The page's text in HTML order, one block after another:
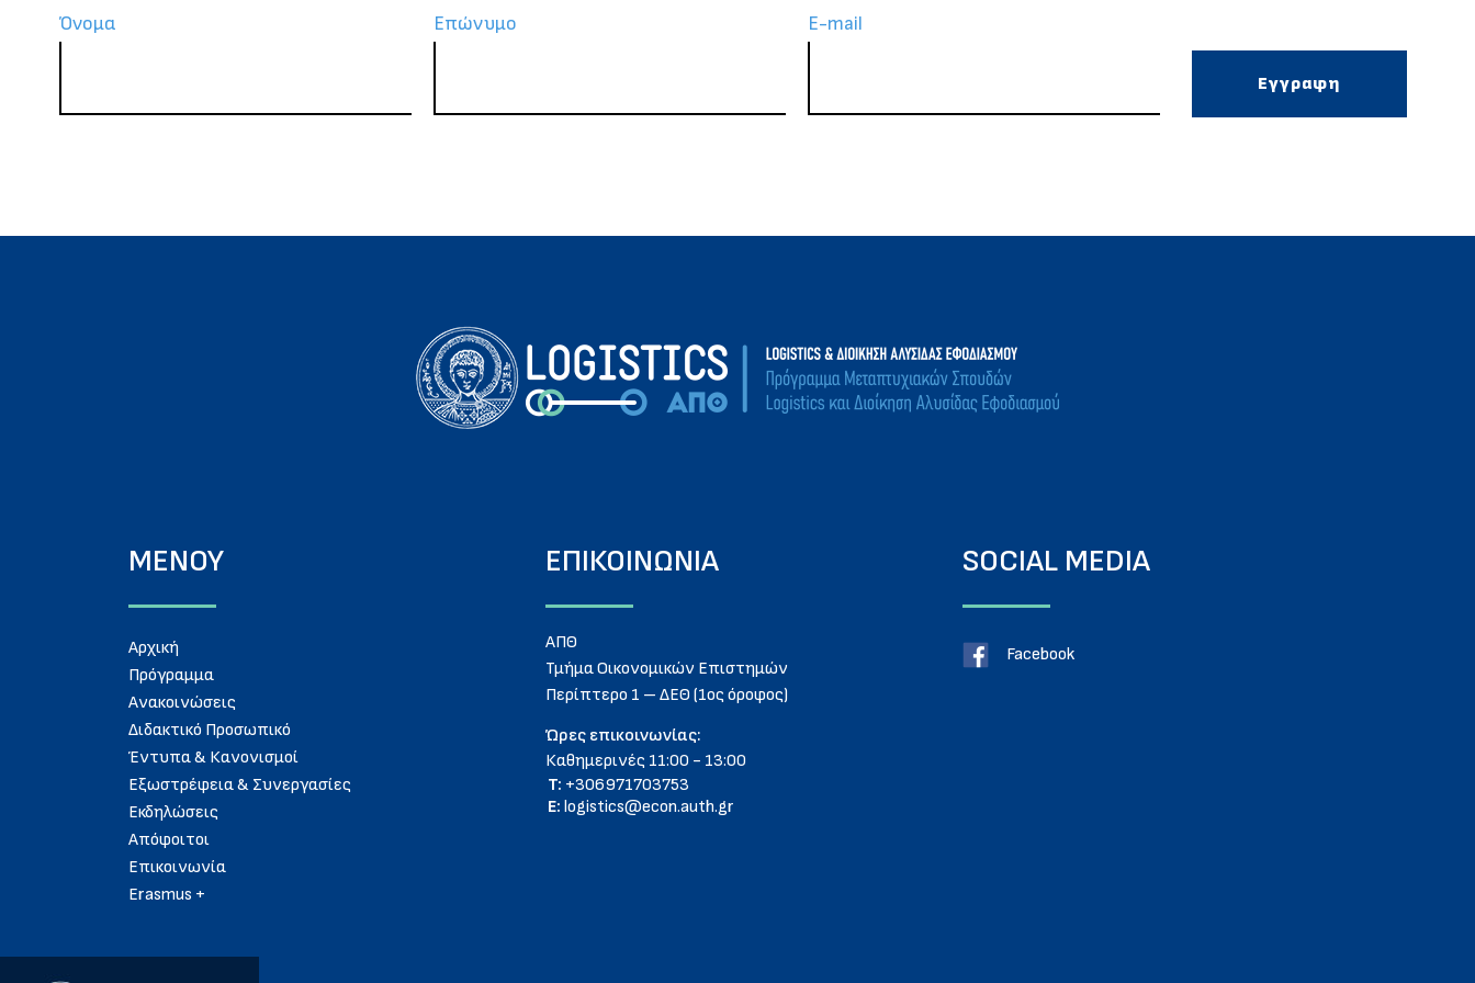
Όνομα Επώνυμο Ε-mail
Εγγραφη
ΜΕΝΟΥ
Aρχική
Πρόγραμμα
Ανακοινώσεις
Διδακτικό Προσωπικό
Έντυπα & Κανονισμοί
Εξωστρέφεια & Συνεργασίες
Εκδηλώσεις
Απόφοιτοι
Eπικοινωνία
Erasmus +
ΕΠΙΚΟΙΝΩΝΙΑ
ΑΠΘ
Τμήμα Οικονομικών Επιστημών
Περίπτερο 1 – ΔΕΘ (1ος όροφος)
Ώρες επικοινωνίας:
Καθημερινές 11:00 - 13:00
T: +306971703753
E: logistics@econ.auth.gr
SOCIAL MEDIA
Facebook